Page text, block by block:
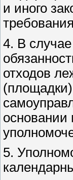
и иного
4. В
отходов
основании
5.